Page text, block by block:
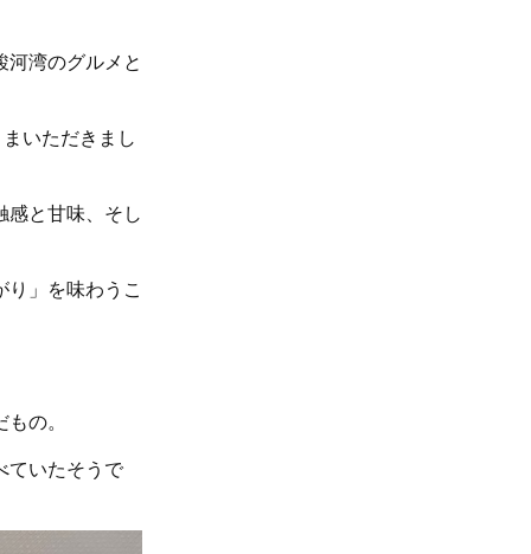
湾のグルメと
いただきまし
と甘味、そし
」を味わうこ
の。
ていたそうで